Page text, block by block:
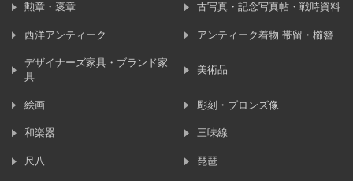
勲章・褒章 古写真・記念写真帖・戦時資料
西洋アンティーク アンティーク着物 帯留・櫛簪
デザイナーズ家具・ブランド家
具
美術品
絵画 彫刻・ブロンズ像
和楽器 三味線
尺八 琵琶